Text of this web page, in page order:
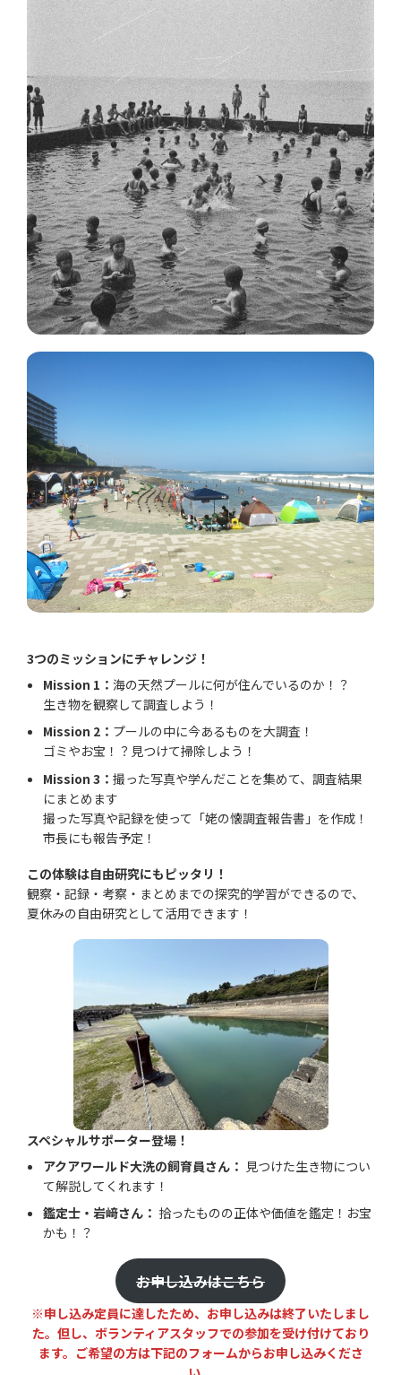
3つのミッションにチャレンジ！
Mission 1：海の天然プールに何が住んでいるのか！？
生き物を観察して調査しよう！
Mission 2： プールの中に今あるものを大調査！
ゴミやお宝！？見つけて掃除しよう！
Mission 3：撮った写真や学んだことを集めて、調査結果
にまとめます
撮った写真や記録を使って「姥の懐調査報告書」を作成！
市長にも報告予定！
この体験は自由研究にもピッタリ！
観察・記録・考察・まとめまでの探究的学習ができるので、
夏休みの自由研究として活用できます！
スペシャルサポーター登場！
アクアワールド大洗の飼育員さん： 見つけた生き物につい
て解説してくれます！
鑑定士・岩﨑さん： 拾ったものの正体や価値を鑑定！お宝
かも！？
お申し込みはこちら
※申し込み定員に達したため、お申し込みは終了いたしまし
た。但し、ボランティアスタッフでの参加を受け付けており
ます。ご希望の方は下記のフォームからお申し込みくださ